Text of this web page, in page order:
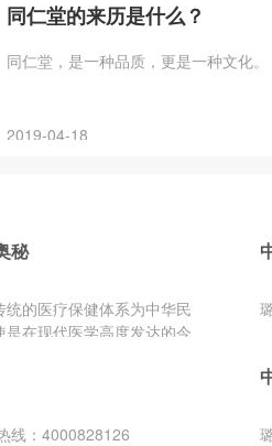
同仁堂的来历是什么？
同仁堂，是一种品质，更是一种文化。
2019-04-18
秘
的医疗保健体系为中华民
在现代医学高度发达的今
线：4000828126